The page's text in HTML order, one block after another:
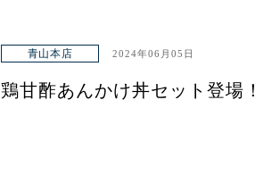
青山本店 2024年06月05日
鶏甘酢あんかけ丼セット登場！